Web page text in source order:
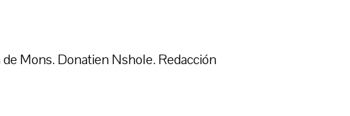
Mons. Donatien Nshole. Redacción